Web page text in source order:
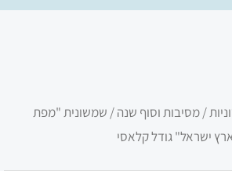
/מסיבות וסוף שנה/ שמשונית "מפת
ישראל" גודל קלאסי